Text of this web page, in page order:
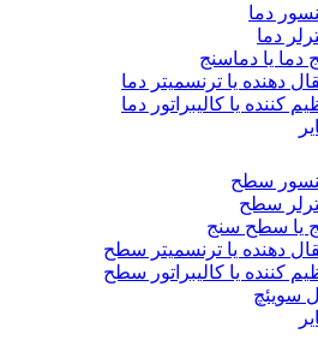
دما
دما
دما یا دماسنج
دهنده یا ترنسمیتر دما
کننده یا کالیبراتور دما
سطح
سطح
یا سطح سنج
دهنده یا ترنسمیتر سطح
کننده یا کالیبراتور سطح
سویئچ